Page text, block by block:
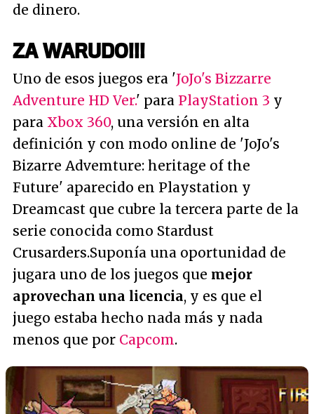
de dinero.
ZA WARUDO!!!
Uno de esos juegos era 'JoJo's Bizzarre
Adventure HD Ver.' para PlayStation 3 y
para Xbox 360, una versión en alta
definición y con modo online de 'JoJo's
Bizarre Advemture: heritage of the
Future' aparecido en Playstation y
Dreamcast que cubre la tercera parte de la
serie conocida como Stardust
Crusarders.Suponía una oportunidad de
jugara uno de los juegos que mejor
aprovechan una licencia, y es que el
juego estaba hecho nada más y nada
menos que por Capcom.